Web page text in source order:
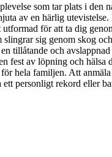
som tar plats i
av en härlig
för att ta dig
slingrar sig genom skog
tillåtande och
fest av löpning och
hela familjen. Att
ett personligt rekord eller